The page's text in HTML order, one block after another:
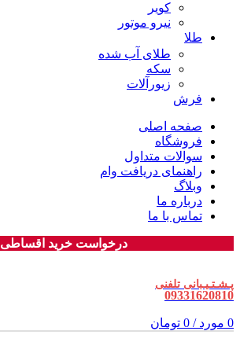
کویر
نیرو موتور
طلا
طلای آب شده
سکه
زیورآلات
فرش
صفحه اصلی
فروشگاه
سوالات متداول
راهنمای دریافت وام
وبلاگ
درباره ما
تماس با ما
درخواست خرید اقساطی
پـشـتـیـبانی تلفنی
09331620810
0 مورد /
0 تومان